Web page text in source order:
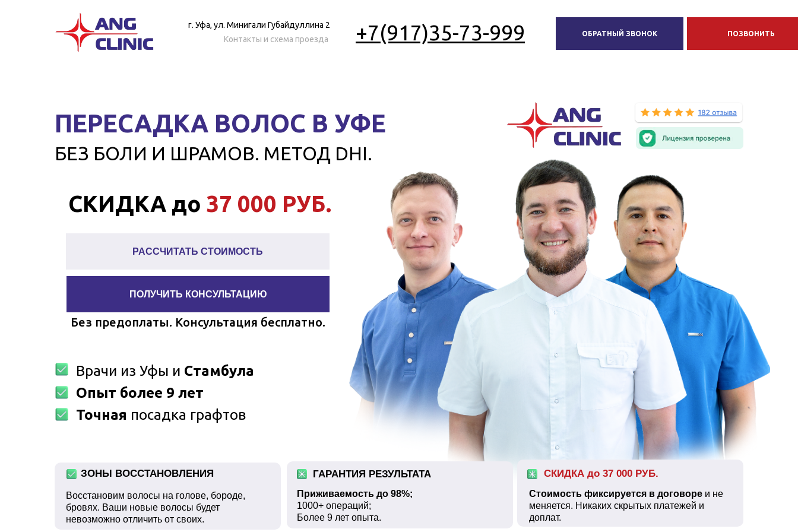
ПОЗВОНИТЬ
ОБРАТНЫЙ ЗВОНОК
+7(917)35-73-999
Контакты и схема проезда
г. Уфа, ул. Минигали Губайдуллина 2
БЕЗ БОЛИ И ШРАМОВ. МЕТОД DHI.
Без предоплаты. Консультация бесплатно.
ПЕРЕСАДКА ВОЛОС В УФЕ
Врачи из Уфы и Стамбула
Опыт более 9 лет
Точная посадка графтов
РАССЧИТАТЬ СТОИМОСТЬ
ПОЛУЧИТЬ КОНСУЛЬТАЦИЮ
СКИДКА до 37 000 РУБ.
Приживаемость до 98%;
1000+ операций;
Более 9 лет опыта.
Стоимость фиксируется в договоре и не
меняется. Никаких скрытых платежей и
доплат.
ГАРАНТИЯ РЕЗУЛЬТАТА
Восстановим волосы на голове, бороде,
бровях. Ваши новые волосы будет
невозможно отличить от своих.
ЗОНЫ ВОССТАНОВЛЕНИЯ
СКИДКА до 37 000 РУБ.